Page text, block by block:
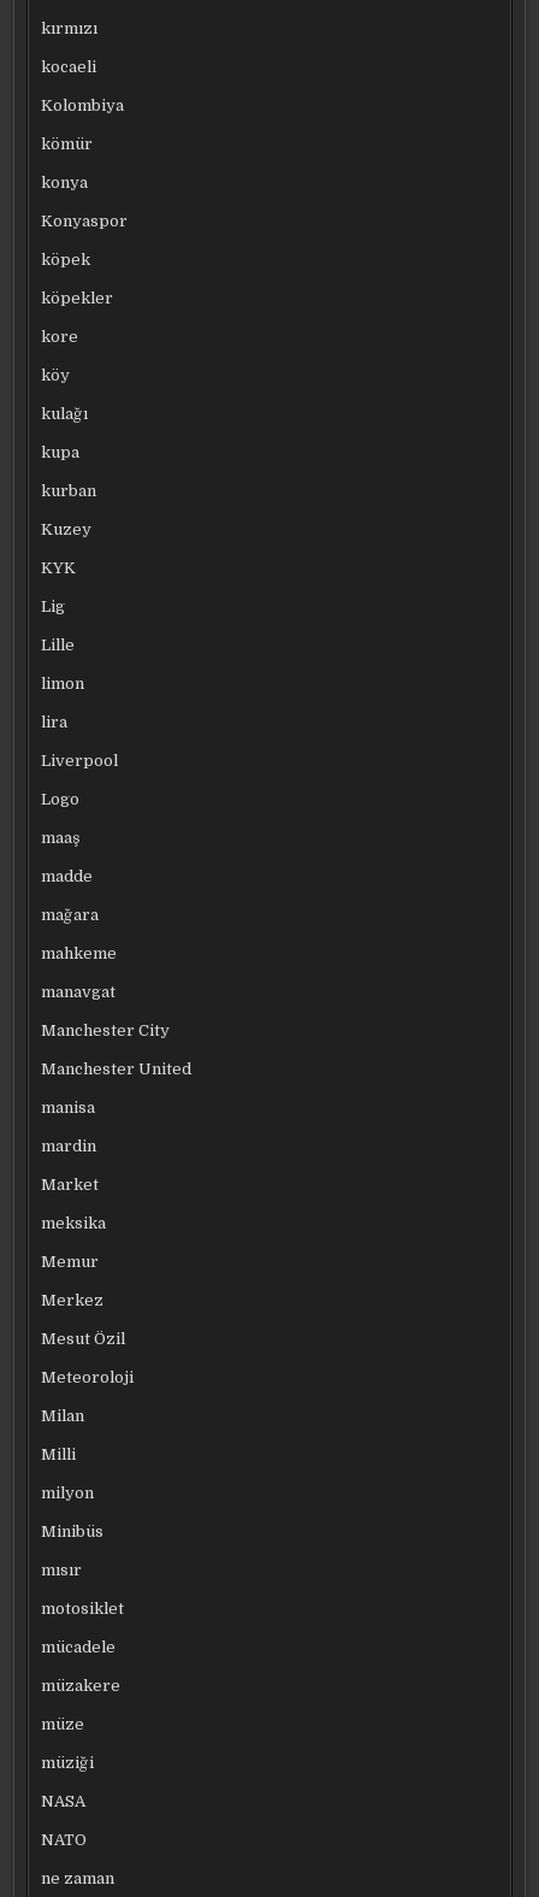
kırmızı
kocaeli
Kolombiya
kömür
konya
Konyaspor
köpek
köpekler
kore
köy
kulağı
kupa
kurban
Kuzey
KYK
Lig
Lille
limon
lira
Liverpool
Logo
maaş
madde
mağara
mahkeme
manavgat
Manchester City
Manchester United
manisa
mardin
Market
meksika
Memur
Merkez
Mesut Özil
Meteoroloji
Milan
Milli
milyon
Minibüs
mısır
motosiklet
mücadele
müzakere
müze
müziği
NASA
NATO
ne zaman